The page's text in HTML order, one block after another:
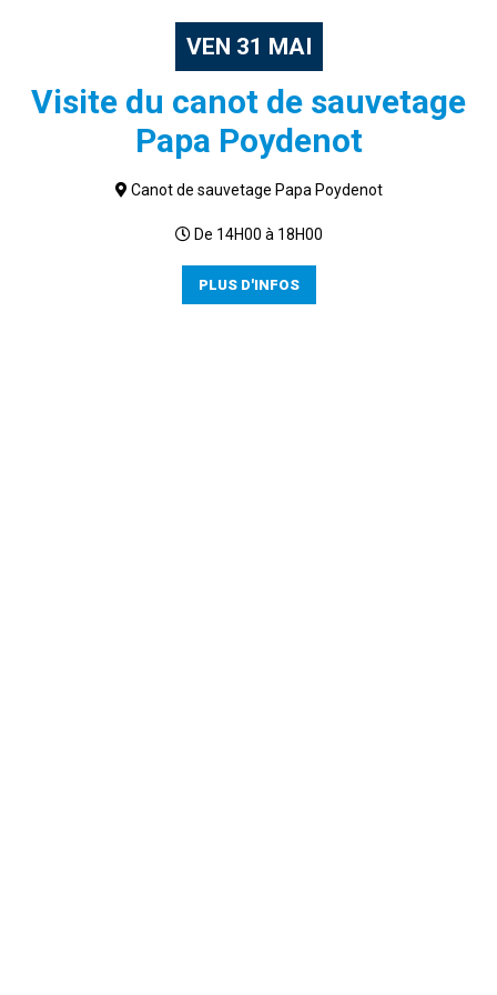
VEN 31 MAI
Visite du canot de sauvetage
Papa Poydenot
Canot de sauvetage Papa Poydenot
De 14H00 à 18H00
PLUS D'INFOS